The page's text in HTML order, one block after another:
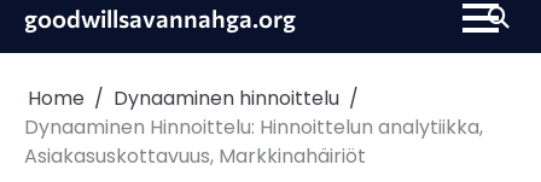
Skipgoodwillsavannahga.org
Home
Dynaaminen hinnoittelu
Dynaaminen Hinnoittelu: Hinnoittelun analytiikka,
Asiakasuskottavuus, Markkinahäiriöt